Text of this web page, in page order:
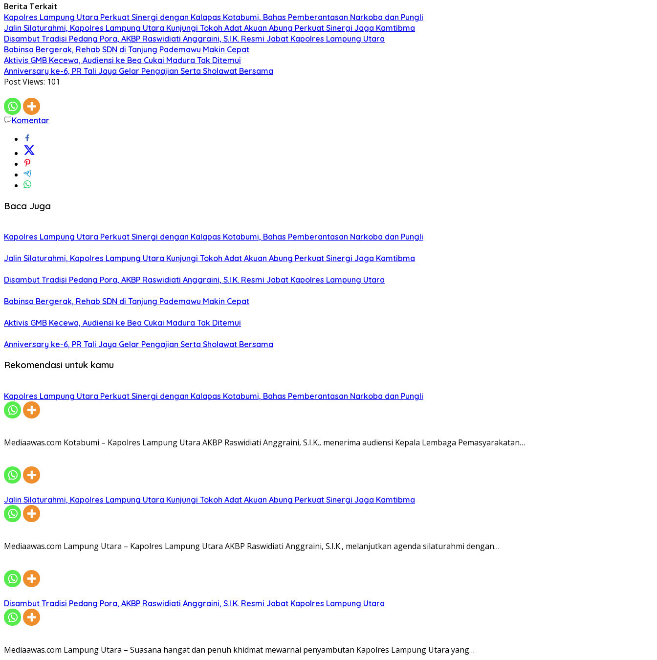
Berita Terkait
Kapolres Lampung Utara Perkuat Sinergi dengan Kalapas Kotabumi, Bahas Pemberantasan Narkoba dan Pungli
Jalin Silaturahmi, Kapolres Lampung Utara Kunjungi Tokoh Adat Akuan Abung Perkuat Sinergi Jaga Kamtibma
Disambut Tradisi Pedang Pora, AKBP Raswidiati Anggraini, S.I.K. Resmi Jabat Kapolres Lampung Utara
Babinsa Bergerak, Rehab SDN di Tanjung Pademawu Makin Cepat
Aktivis GMB Kecewa, Audiensi ke Bea Cukai Madura Tak Ditemui
Anniversary ke-6, PR Tali Jaya Gelar Pengajian Serta Sholawat Bersama
Post Views: 101
Komentar
Baca Juga
Kapolres Lampung Utara Perkuat Sinergi dengan Kalapas Kotabumi, Bahas Pemberantasan Narkoba dan Pungli
Jalin Silaturahmi, Kapolres Lampung Utara Kunjungi Tokoh Adat Akuan Abung Perkuat Sinergi Jaga Kamtibma
Disambut Tradisi Pedang Pora, AKBP Raswidiati Anggraini, S.I.K. Resmi Jabat Kapolres Lampung Utara
Babinsa Bergerak, Rehab SDN di Tanjung Pademawu Makin Cepat
Aktivis GMB Kecewa, Audiensi ke Bea Cukai Madura Tak Ditemui
Anniversary ke-6, PR Tali Jaya Gelar Pengajian Serta Sholawat Bersama
Rekomendasi untuk kamu
Kapolres Lampung Utara Perkuat Sinergi dengan Kalapas Kotabumi, Bahas Pemberantasan Narkoba dan Pungli
Mediaawas.com Kotabumi – Kapolres Lampung Utara AKBP Raswidiati Anggraini, S.I.K., menerima audiensi Kepala Lembaga Pemasyarakatan…
Jalin Silaturahmi, Kapolres Lampung Utara Kunjungi Tokoh Adat Akuan Abung Perkuat Sinergi Jaga Kamtibma
Mediaawas.com Lampung Utara – Kapolres Lampung Utara AKBP Raswidiati Anggraini, S.I.K., melanjutkan agenda silaturahmi dengan…
Disambut Tradisi Pedang Pora, AKBP Raswidiati Anggraini, S.I.K. Resmi Jabat Kapolres Lampung Utara
Mediaawas.com Lampung Utara – Suasana hangat dan penuh khidmat mewarnai penyambutan Kapolres Lampung Utara yang…